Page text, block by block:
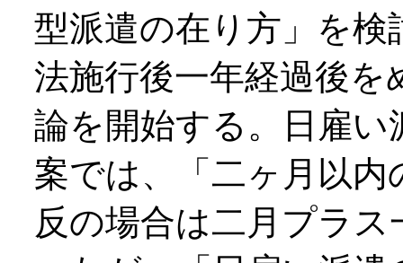
型派遣の在り方」を
法施行後一年経過後を
論を開始する。日雇
案では、「二ヶ月以
反の場合は二月プラ